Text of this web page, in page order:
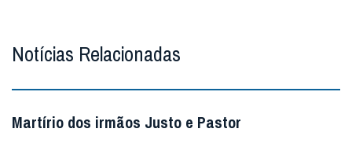
Notícias Relacionadas
Martírio dos irmãos Justo e Pastor